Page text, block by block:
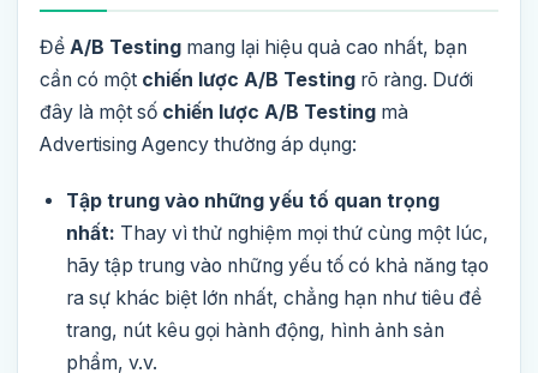
Để A/B Testing mang lại hiệu quả cao nhất, bạn
cần có một chiến lược A/B Testing rõ ràng. Dưới
đây là một số chiến lược A/B Testing mà
Advertising Agency thường áp dụng:
Tập trung vào những yếu tố quan trọng
nhất: Thay vì thử nghiệm mọi thứ cùng một lúc,
hãy tập trung vào những yếu tố có khả năng tạo
ra sự khác biệt lớn nhất, chẳng hạn như tiêu đề
trang, nút kêu gọi hành động, hình ảnh sản
phẩm, v.v.